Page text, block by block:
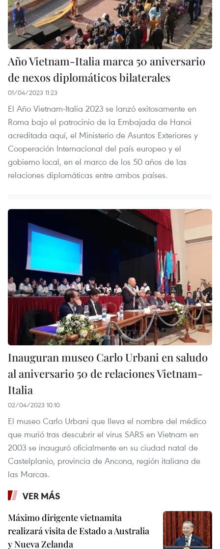
Año Vietnam-Italia marca 50 aniversario
de nexos diplomáticos bilaterales
01/04/2023 11:23
El Año Vietnam-Italia 2023 se lanzó exitosamente en
Roma bajo el patrocinio de la Embajada de Hanoi
acreditada aquí, el Ministerio de Asuntos Exteriores y
Cooperación Internacional del país europeo y el
gobierno local, en el marco de los 50 años de las
relaciones diplomáticas entre ambos países.
Inauguran museo Carlo Urbani en saludo
al aniversario 50 de relaciones Vietnam-
Italia
02/04/2023 10:10
El museo Carlo Urbani que lleva el nombre del médico
que murió tras descubrir el virus SARS en Vietnam en
2003 se inauguró oficialmente en su ciudad natal de
Castelplanio, provincia de Ancona, región italiana de
las Marcas.
VER MÁS
Máximo dirigente vietnamita
realizará visita de Estado a Australia
y Nueva Zelanda